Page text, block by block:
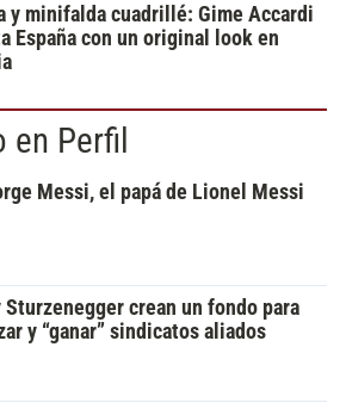
y minifalda cuadrillé: Gime Accardi
España con un original look en
en Perfil
Messi, el papá de Lionel Messi
Sturzenegger crean un fondo para
y “ganar” sindicatos aliados